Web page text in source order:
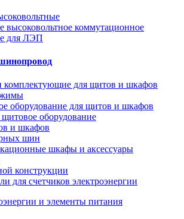
высоковольтное коммутационное
для ЛЭП
комплектующие для щитов и шкафов
оборудование для щитов и шкафов
оборудование
и шкафов
шин
шкафы и аксессуары
конструкции
для счетчиков электроэнергии
и элементы питания